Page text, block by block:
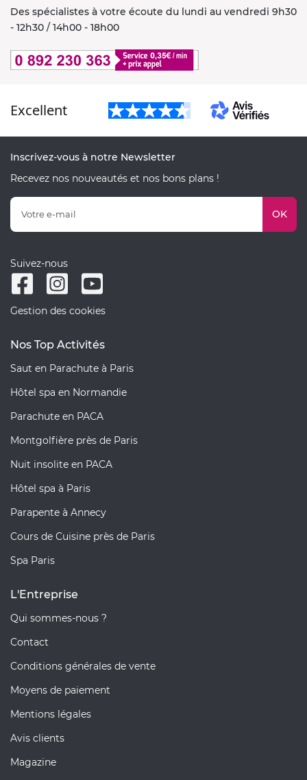
Des spécialistes à votre écoute du lundi au vendredi 9h30
- 12h30 / 14h00 - 18h00
Excellent
Inscrivez-vous à notre Newsletter
Recevez nos nouveautés et nos bons plans !
OK
Suivez-nous
Gestion des cookies
Nos Top Activités
Saut en Parachute à Paris
Hôtel spa en Normandie
Parachute en PACA
Montgolfière près de Paris
Nuit insolite en PACA
Hôtel spa à Paris
Parapente à Annecy
Cours de Cuisine près de Paris
Spa Paris
L'Entreprise
Qui sommes-nous ?
Contact
Conditions générales de vente
Moyens de paiement
Mentions légales
Avis clients
Magazine